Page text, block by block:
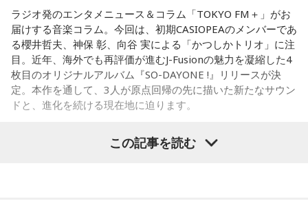
レバーとかを味わいながら、昔ながらの雰囲気が楽しめる」
と話します。「けっこうペッパーが強めで、かなりおいしい
豚串です」と太鼓判を押しました。
お気に入りのステーキ店を尋ねられると、ゴリさんは「エメ
ラルドです」と即答。なかでもプレミアムリブステーキにつ
いては、「脂の乗り方、柔らかさ、肉の質がもうレベルが違
います」と熱く語り、長年愛される名店の魅力を紹介しまし
【5位】牡羊座（おひつじ座）
あなたの行動力が誰かの心に火をつける日。今日は周りの反
応を気にするより「私はこれがやりたい！」を大切にしてみ
て。あなたが楽しそうに動くほど仲間も集まってきそうで
す。今夜、明日すぐできる小さな一歩を決めてから寝てみて
ね。
【6位】獅子座（しし座）
太陽が獅子座を照らす今は、自分の人生を自分で演出してい
ラジオ発のエンタメニュース＆コラム「TOKYO FM＋」がお
届けする音楽コラム。今回は、初期CASIOPEAのメンバーであ
る櫻井哲夫、神保 彰、向谷 実による「かつしかトリオ」に注
目。近年、海外でも再評価が進むJ-Fusionの魅力を凝縮した4
枚目のオリジナルアルバム『SO-DAYONE !』リリースが決
定。本作を通して、3人が原点回帰の先に描いた新たなサウン
ドと、進化を続ける現在地に迫ります。
この記事を読む